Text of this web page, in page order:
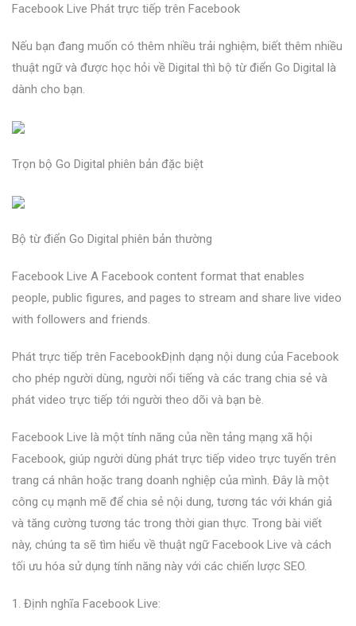
Facebook Live Phát trực tiếp trên Facebook
Nếu bạn đang muốn có thêm nhiều trải nghiệm, biết thêm nhiều
thuật ngữ và được học hỏi về Digital thì bộ từ điển Go Digital là
dành cho bạn.
Trọn bộ Go Digital phiên bản đặc biệt
Bộ từ điển Go Digital phiên bản thường
Facebook Live A Facebook content format that enables
people, public figures, and pages to stream and share live video
with followers and friends.
Phát trực tiếp trên FacebookĐịnh dạng nội dung của Facebook
cho phép người dùng, người nổi tiếng và các trang chia sẻ và
phát video trực tiếp tới người theo dõi và bạn bè.
Facebook Live là một tính năng của nền tảng mạng xã hội
Facebook, giúp người dùng phát trực tiếp video trực tuyến trên
trang cá nhân hoặc trang doanh nghiệp của mình. Đây là một
công cụ mạnh mẽ để chia sẻ nội dung, tương tác với khán giả
và tăng cường tương tác trong thời gian thực. Trong bài viết
này, chúng ta sẽ tìm hiểu về thuật ngữ Facebook Live và cách
tối ưu hóa sử dụng tính năng này với các chiến lược SEO.
1. Định nghĩa Facebook Live: